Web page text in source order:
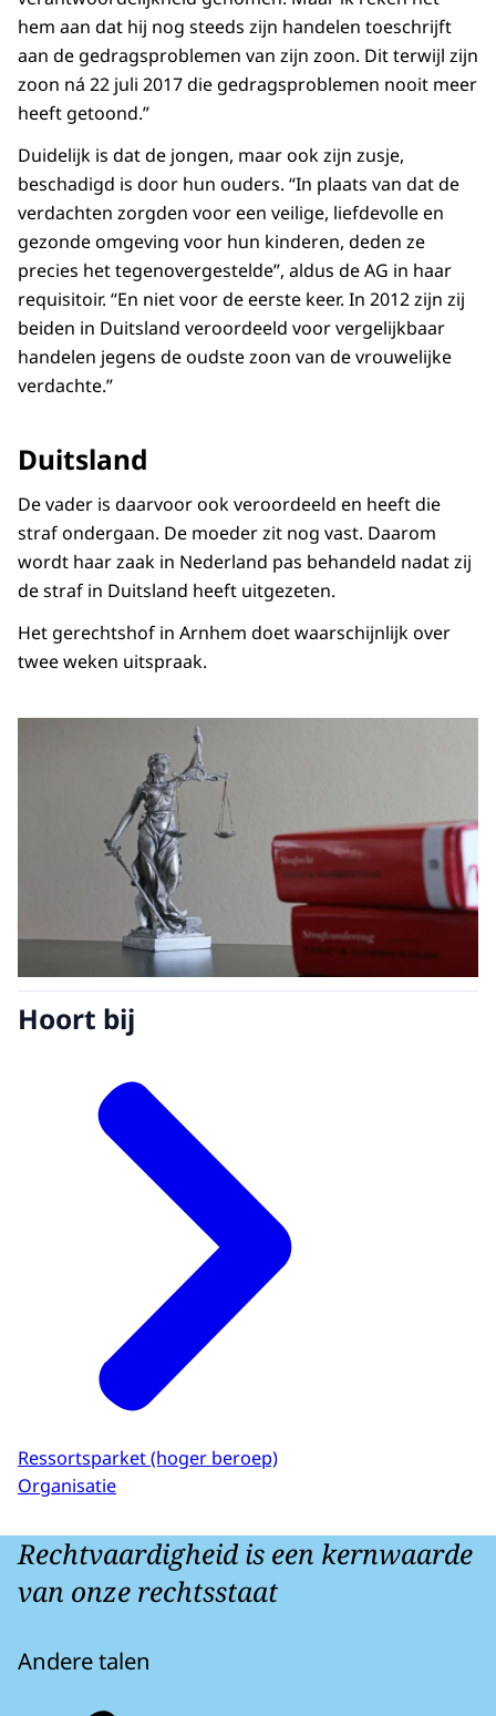
hem aan dat hij nog steeds zijn handelen toeschrijft
aan de gedragsproblemen van zijn zoon. Dit terwijl zijn
zoon ná 22 juli 2017 die gedragsproblemen nooit meer
heeft getoond.”
Duidelijk is dat de jongen, maar ook zijn zusje,
beschadigd is door hun ouders. “In plaats van dat de
verdachten zorgden voor een veilige, liefdevolle en
gezonde omgeving voor hun kinderen, deden ze
precies het tegenovergestelde”, aldus de AG in haar
requisitoir. “En niet voor de eerste keer. In 2012 zijn zij
beiden in Duitsland veroordeeld voor vergelijkbaar
handelen jegens de oudste zoon van de vrouwelijke
verdachte.”
Duitsland
De vader is daarvoor ook veroordeeld en heeft die
straf ondergaan. De moeder zit nog vast. Daarom
wordt haar zaak in Nederland pas behandeld nadat zij
de straf in Duitsland heeft uitgezeten.
Het gerechtshof in Arnhem doet waarschijnlijk over
twee weken uitspraak.
Hoort bij
Ressortsparket (hoger beroep)
Organisatie
Rechtvaardigheid is een kernwaarde
van onze rechtsstaat
Andere talen